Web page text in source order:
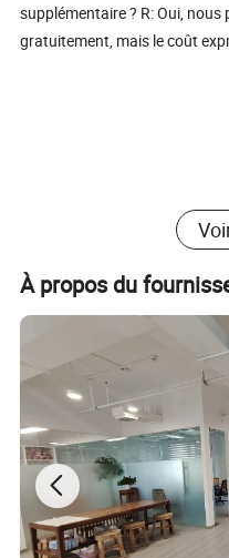
supplémentaire ? R: Oui,
gratuitement, mais le coût
À propos du